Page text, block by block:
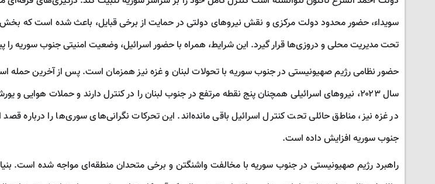
سویداء، حضور محدود دولت مرکزی و نقش نیروهای دولتی در حمایت از برخی قبایل، باعث شده است که
تحت مدیریت محلی و دروزی‌ها قرار گیرد. این شرایط، همراه با حضور اسرائیل، وضعیت امنیتی جنوب سوریه را
حضور نظامی رژیم صهیونیستی در جنوب سوریه با تحولات لبنان و غزه نیز همزمان است. پس از آخرین حمله
سال ۲۰۲۳، نیروهای اسرائیلی همچنان پنج نقطه مرتفع در جنوب لبنان را در کنترل دارند و حملات
در غزه نیز، مناطق حائلی تحت کنترل اسرائیل باقی مانده‌اند. این تحرکات نگرانی‌های سوری‌ها را درباره
جنوب سوریه افزایش داده است.
راهبرد رژیم صهیونیستی در جنوب سوریه با مخالفت واشنگتن و برخی متحدان منطقه‌ای مواجه شده است.